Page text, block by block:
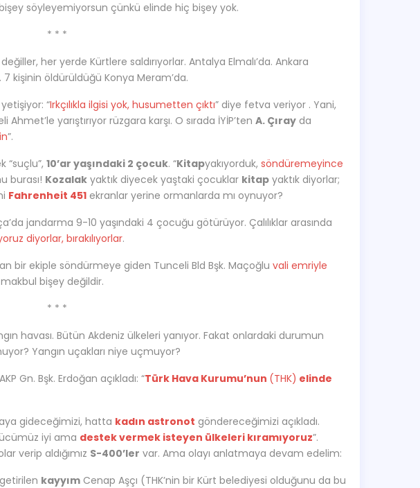
söyleyemiyorsun çünkü elinde hiç bişey yok.
* * *
her yerde Kürtlere saldırıyorlar. Antalya Elmalı’da. Ankara
7 kişinin öldürüldüğü Konya Meram’da.
“Irkçılıkla ilgisi yok, husumetten çıktı” diye fetva veriyor . Yani,
Ahmet’le yarıştırıyor rüzgara karşı. O sırada İYİP’ten A. Çıray da
”.
“suçlu”, 10’ar yaşındaki 2 çocuk. “Kitapyakıyorduk, söndüremeyince
burası! Kozalak yaktık diyecek yaştaki çocuklar kitap yaktık diyorlar;
Fahrenheit 451 ekranlar yerine ormanlarda mı oynuyor?
jandarma 9-10 yaşındaki 4 çocuğu götürüyor. Çalılıklar arasında
diyorlar, bırakılıyorlar.
bir ekiple söndürmeye giden Tunceli Bld Bşk. Maçoğlu vali emriyle
bişey değildir.
* * *
havası. Bütün Akdeniz ülkeleri yanıyor. Fakat onlardaki durumun
Yangın uçakları niye uçmuyor?
Gn. Bşk. Erdoğan açıkladı: “Türk Hava Kurumu’nun (THK) elinde
aya gideceğimizi, hatta kadın astronot göndereceğimizi açıkladı.
iyi ama destek vermek isteyen ülkeleri kıramıyoruz”.
verip aldığımız S-400’ler var. Ama olayı anlatmaya devam edelim:
kayyım Cenap Aşçı (THK’nin bir Kürt belediyesi olduğunu da bu